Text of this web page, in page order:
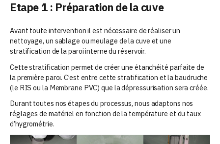
Etape 1 : Préparation de la cuve
Avant toute intervention il est nécessaire de réaliser un
nettoyage, un sablage ou meulage de la cuve et une
stratification de la paroi interne du réservoir.
Cette stratification permet de créer une étanchéité parfaite de
la première paroi. C’est entre cette stratification et la baudruche
(le RIS ou la Membrane PVC) que la dépressurisation sera créée.
Durant toutes nos étapes du processus, nous adaptons nos
réglages de matériel en fonction de la température et du taux
d’hygrométrie.